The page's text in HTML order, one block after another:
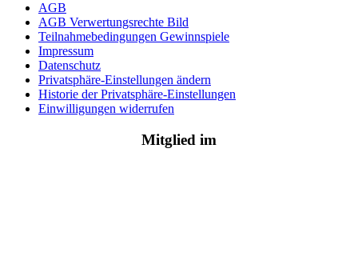
AGB
AGB Verwertungsrechte Bild
Teilnahmebedingungen Gewinnspiele
Impressum
Datenschutz
Privatsphäre-Einstellungen ändern
Historie der Privatsphäre-Einstellungen
Einwilligungen widerrufen
Mitglied im